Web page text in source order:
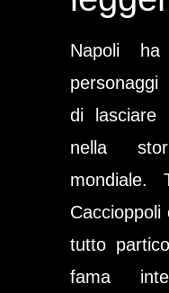
Napoli
di lasciare
nella
mondiale.
tutto
fama